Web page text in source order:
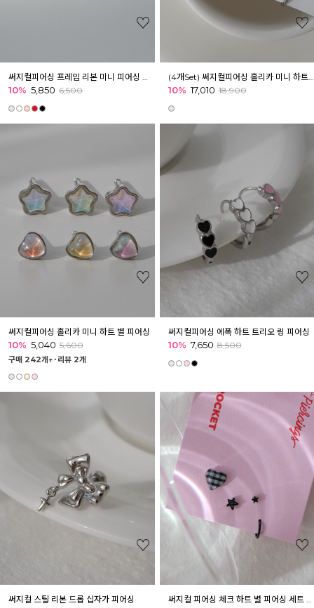
써지컬피어싱 프레임 리본 미니 피어싱 이너컨츠 귓바퀴 귓볼
10% 5,850 6,500
(4개Set) 써지컬피어싱 홀리카 미니 하트 별 피어싱 세트
10% 17,010 18,900
써지컬피어싱 홀리카 미니 하트 별 피어싱
10% 5,040 5,600
구매 242개↑˙ 리뷰 2개
써지컬피어싱 에폭 하트 트리오 링 피어싱
10% 7,650 8,500
써지컬 스틸 리본 드롭 십자가 피어싱 써지컬 피어싱 체크 하트 별 피어싱 세트 2종 [4개]